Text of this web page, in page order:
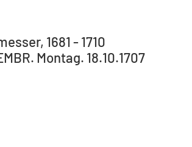
1681 - 1710
Montag. 18.10.1707